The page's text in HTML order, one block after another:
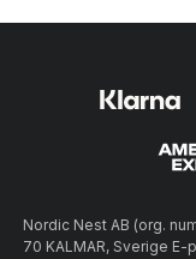
Nordic Nest AB (org.
70 KALMAR, Sverige